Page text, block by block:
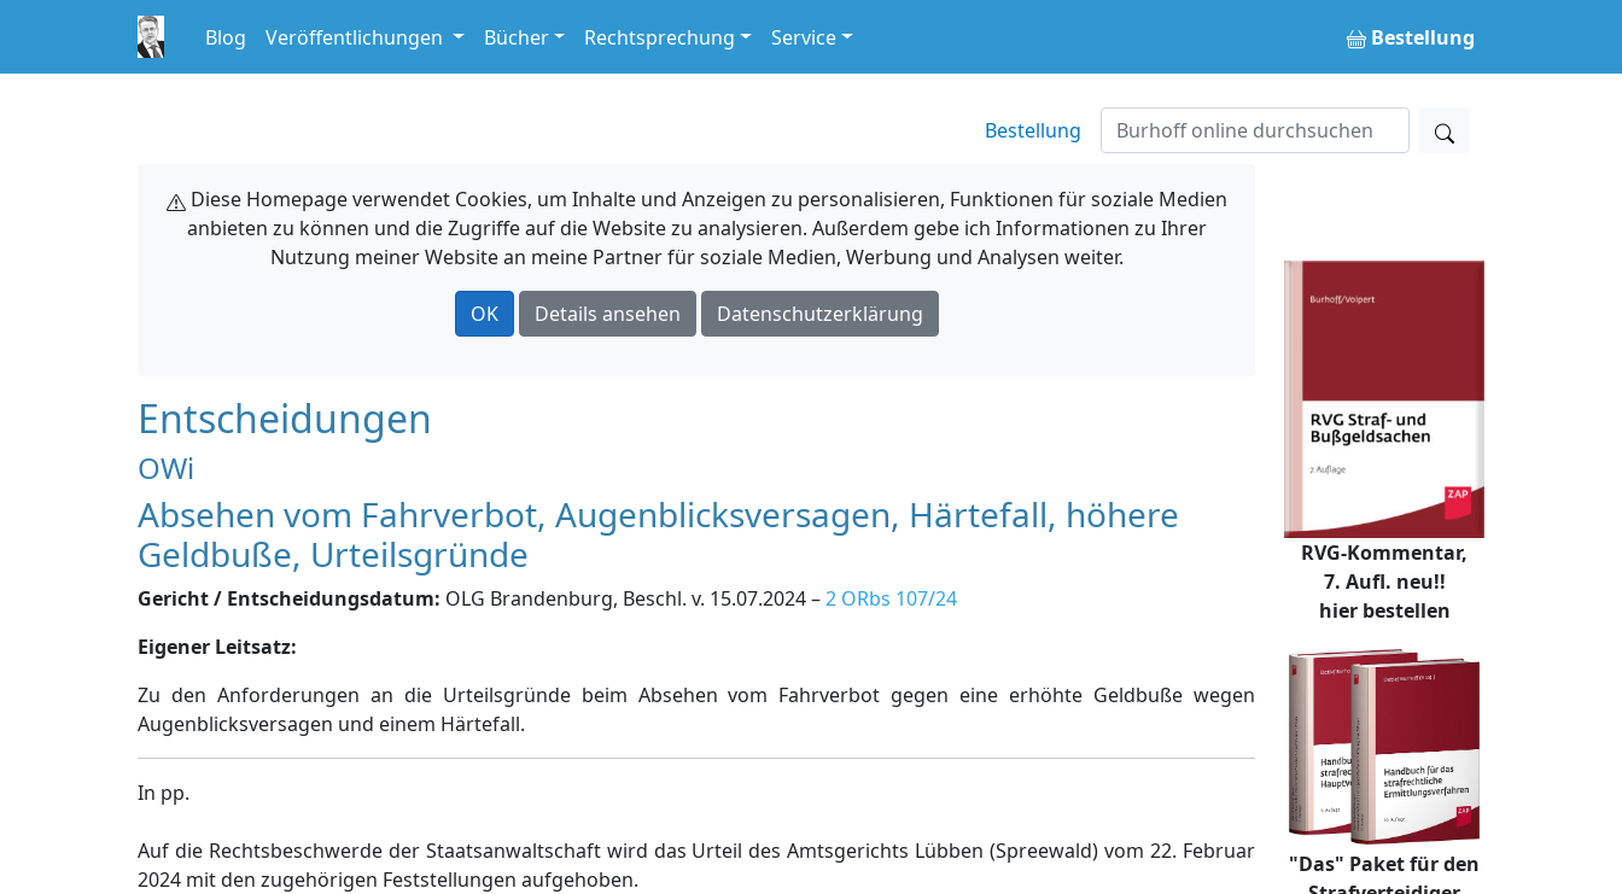
Blog Veröffentlichungen Bücher Rechtsprechung Service Bestellung
Bestellung
Diese Homepage verwendet Cookies, um Inhalte und Anzeigen zu personalisieren, Funktionen für soziale Medien
anbieten zu können und die Zugriffe auf die Website zu analysieren. Außerdem gebe ich Informationen zu Ihrer
Nutzung meiner Website an meine Partner für soziale Medien, Werbung und Analysen weiter.
OK Details ansehen Datenschutzerklärung
Entscheidungen
OWi
Absehen vom Fahrverbot, Augenblicksversagen, Härtefall, höhere
Geldbuße, Urteilsgründe
Gericht / Entscheidungsdatum: OLG Brandenburg, Beschl. v. 15.07.2024 –2 ORbs 107/24
Eigener Leitsatz:
Zu den Anforderungen an die Urteilsgründe beim Absehen vom Fahrverbot gegen eine erhöhte Geldbuße wegen
Augenblicksversagen und einem Härtefall.
In pp.
Auf die Rechtsbeschwerde der Staatsanwaltschaft wird das Urteil des Amtsgerichts Lübben (Spreewald) vom 22. Februar
2024 mit den zugehörigen Feststellungen aufgehoben.
RVG-Kommentar,
7. Aufl. neu!!
hier bestellen
"Das" Paket für den